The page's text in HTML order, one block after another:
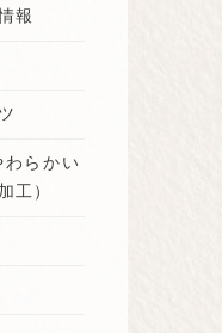
報
らかい
工）